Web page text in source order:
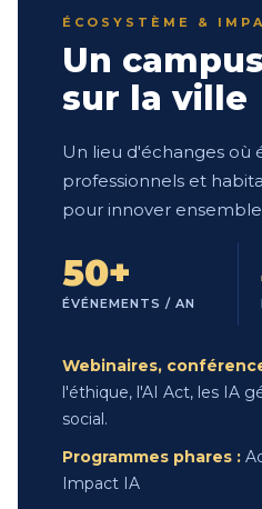
ÉCOSYSTÈME &
Un
sur la ville
Un lieu d'échanges où
professionnels et
pour innover
50+
ÉVÉNEMENTS / AN
Webinaires,
l'éthique, l'AI Act, les IA
social.
Programmes phares :
Impact IA